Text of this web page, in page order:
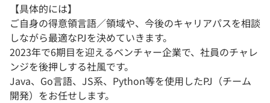
【具体的には】
ご自身の得意領言語／領域や、今後のキャリアパスを相談
しながら最適なPJを決めていきます。
2023年で6期目を迎えるベンチャー企業で、社員のチャレ
ンジを後押しする社風です。
Java、Go言語、JS系、Python等を使用したPJ（チーム
開発）をお任せします。